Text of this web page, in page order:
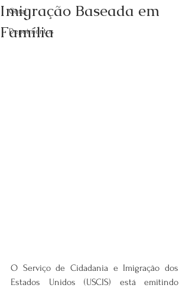
Geral
Depoimentos
Imigração Baseada em
Família
O Serviço de Cidadania e Imigração dos
Estados Unidos (USCIS) está emitindo